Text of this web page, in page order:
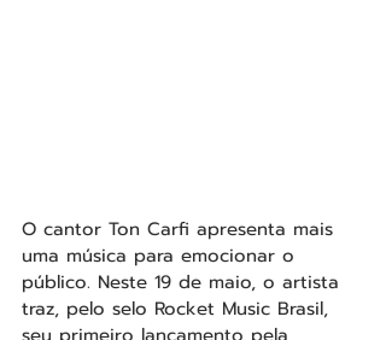
O cantor Ton Carfi apresenta mais
uma música para emocionar o
público. Neste 19 de maio, o artista
traz, pelo selo Rocket Music Brasil,